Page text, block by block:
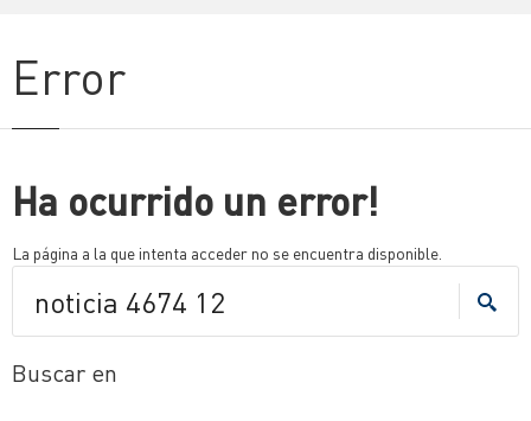
Error
Ha ocurrido un error!
La página a la que intenta acceder no se encuentra disponible.
Buscar en